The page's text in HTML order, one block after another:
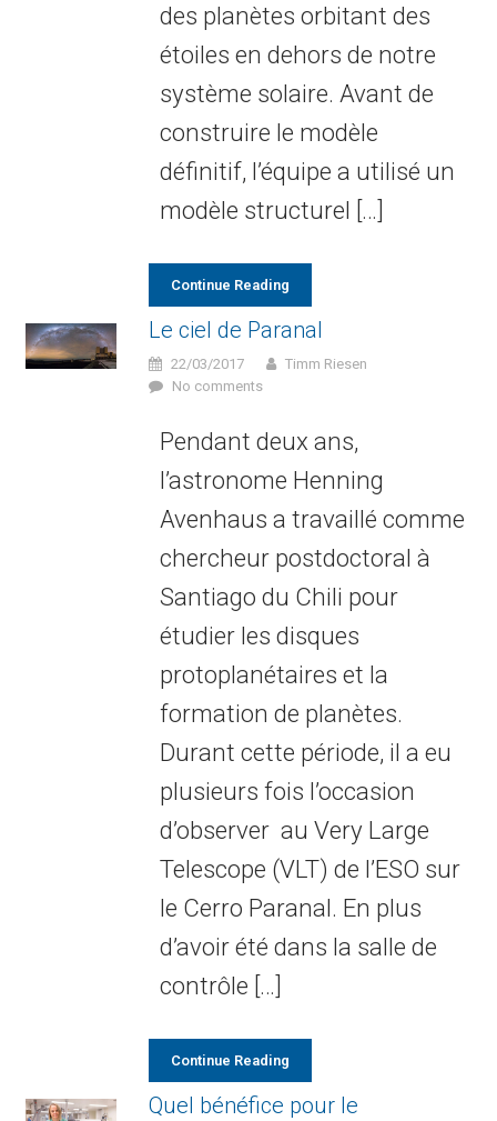
des planètes orbitant des
étoiles en dehors de notre
système solaire. Avant de
construire le modèle
définitif, l’équipe a utilisé un
modèle structurel […]
Continue Reading
Le ciel de Paranal
22/03/2017
Timm Riesen
No comments
Pendant deux ans,
l’astronome Henning
Avenhaus a travaillé comme
chercheur postdoctoral à
Santiago du Chili pour
étudier les disques
protoplanétaires et la
formation de planètes.
Durant cette période, il a eu
plusieurs fois l’occasion
d’observer au Very Large
Telescope (VLT) de l’ESO sur
le Cerro Paranal. En plus
d’avoir été dans la salle de
contrôle […]
Continue Reading
Quel bénéfice pour le